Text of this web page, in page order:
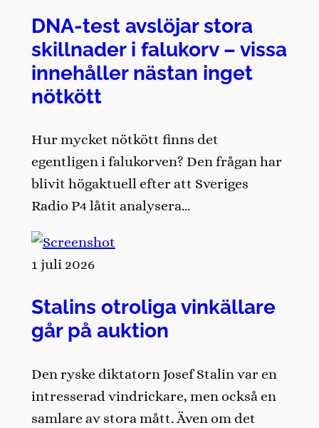
DNA-test avslöjar stora
skillnader i falukorv – vissa
innehåller nästan inget
nötkött
Hur mycket nötkött finns det
egentligen i falukorven? Den frågan har
blivit högaktuell efter att Sveriges
Radio P4 låtit analysera…
1 juli 2026
Stalins otroliga vinkällare
går på auktion
Den ryske diktatorn Josef Stalin var en
intresserad vindrickare, men också en
samlare av stora mått. Även om det